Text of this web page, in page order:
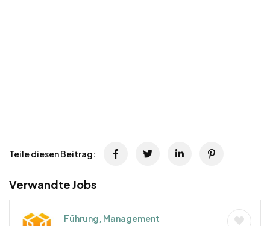
Teile diesen Beitrag:
Verwandte Jobs
Führung, Management